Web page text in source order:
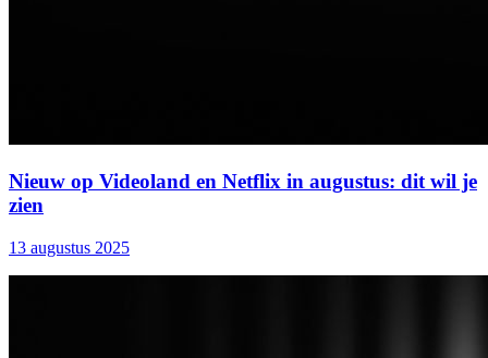
Nieuw op Videoland en Netflix in augustus: dit wil je
zien
13 augustus 2025